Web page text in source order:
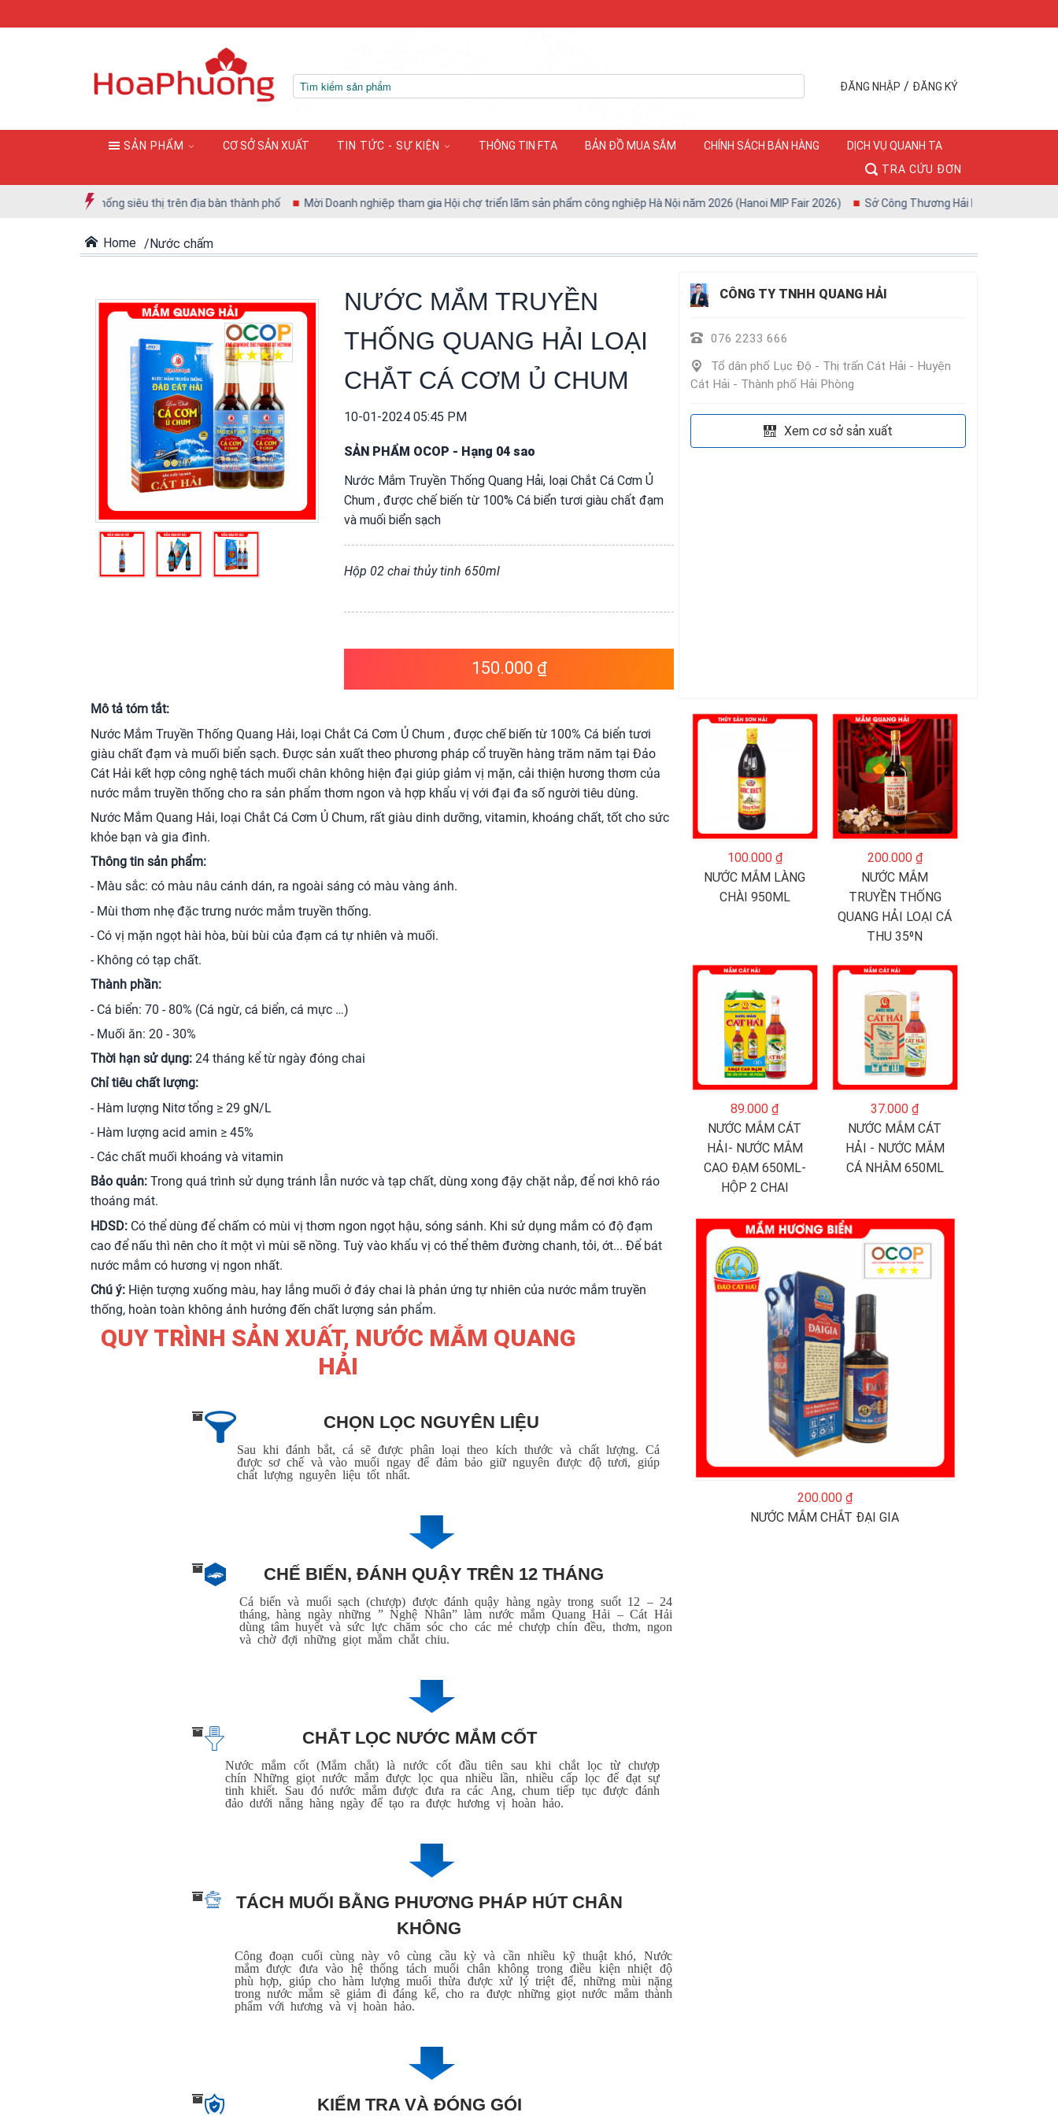
ĐĂNG NHẬP / ĐĂNG KÝ
SẢN PHẨM CƠ SỞ SẢN XUẤT TIN TỨC - SỰ KIỆN THÔNG TIN FTA BẢN ĐỒ MUA SẮM CHÍNH SÁCH BÁN HÀNG
DỊCH VỤ QUANH TA
TRA CỨU ĐƠN
vào hệ thống siêu thị trên địa bàn thành phố Mời Doanh nghiệp tham gia Hội chợ triển lãm sản phẩm công nghiệp Hà Nội năm 2026 (Hanoi MIP Fair 2026) Sở Công Thương Hải Phòng phối hợp AEON
Home Nước chấm
NƯỚC MẮM TRUYỀN
THỐNG QUANG HẢI LOẠI
CHẮT CÁ CƠM Ủ CHUM
10-01-2024 05:45 PM
SẢN PHẨM OCOP - Hạng 04 sao
Nước Mắm Truyền Thống Quang Hải, loại Chắt Cá Cơm Ủ
Chum , được chế biến từ 100% Cá biển tươi giàu chất đạm
và muối biển sạch
Hộp 02 chai thủy tinh 650ml
150.000 ₫
CÔNG TY TNHH QUANG HẢI
076 2233 666
Tổ dân phố Lục Độ - Thị trấn Cát Hải - Huyện
Cát Hải - Thành phố Hải Phòng
Xem cơ sở sản xuất
Mô tả tóm tắt:
Nước Mắm Truyền Thống Quang Hải, loại Chắt Cá Cơm Ủ Chum , được chế biến từ 100% Cá biển tươi
giàu chất đạm và muối biển sạch. Được sản xuất theo phương pháp cổ truyền hàng trăm năm tại Đảo
Cát Hải kết hợp công nghệ tách muối chân không hiện đại giúp giảm vị mặn, cải thiện hương thơm của
nước mắm truyền thống cho ra sản phẩm thơm ngon và hợp khẩu vị với đại đa số người tiêu dùng.
Nước Mắm Quang Hải, loại Chắt Cá Cơm Ủ Chum, rất giàu dinh dưỡng, vitamin, khoáng chất, tốt cho sức
khỏe bạn và gia đình.
Thông tin sản phẩm:
- Màu sắc: có màu nâu cánh dán, ra ngoài sáng có màu vàng ánh.
- Mùi thơm nhẹ đặc trưng nước mắm truyền thống.
- Có vị mặn ngọt hài hòa, bùi bùi của đạm cá tự nhiên và muối.
- Không có tạp chất.
Thành phần:
- Cá biển: 70 - 80% (Cá ngừ, cá biển, cá mực …)
- Muối ăn: 20 - 30%
Thời hạn sử dụng:24 tháng kể từ ngày đóng chai
Chỉ tiêu chất lượng:
- Hàm lượng Nitơ tổng ≥ 29 gN/L
- Hàm lượng acid amin ≥ 45%
- Các chất muối khoáng và vitamin
Bảo quản:Trong quá trình sử dụng tránh lẫn nước và tạp chất, dùng xong đậy chặt nắp, để nơi khô ráo
thoáng mát.
HDSD: Có thể dùng để chấm có mùi vị thơm ngon ngọt hậu, sóng sánh. Khi sử dụng mắm có độ đạm
cao để nấu thì nên cho ít một vì mùi sẽ nồng. Tuỳ vào khẩu vị có thể thêm đường chanh, tỏi, ớt... Để bát
nước mắm có hương vị ngon nhất.
Chú ý: Hiện tượng xuống màu, hay lắng muối ở đáy chai là phản ứng tự nhiên của nước mắm truyền
thống, hoàn toàn không ảnh hưởng đến chất lượng sản phẩm.
QUY TRÌNH SẢN XUẤT, NƯỚC MẮM QUANG
HẢI
CHỌN LỌC NGUYÊN LIỆU
Sau khi đánh bắt, cá sẽ được phân loại theo kích thước và chất lượng. Cá
được sơ chế và vào muối ngay để đảm bảo giữ nguyên được độ tươi, giúp
chất lượng nguyên liệu tốt nhất.
CHẾ BIẾN, ĐÁNH QUẬY TRÊN 12 THÁNG
Cá biển và muối sạch (chượp) được đánh quậy hàng ngày trong suốt 12 – 24
tháng, hàng ngày những ” Nghệ Nhân” làm nước mắm Quang Hải – Cát Hải
dùng tâm huyết và sức lực chăm sóc cho các mẻ chượp chín đều, thơm, ngon
và chờ đợi những giọt mắm chắt chiu.
CHẮT LỌC NƯỚC MẮM CỐT
Nước mắm cốt (Mắm chắt) là nước cốt đầu tiên sau khi chắt lọc từ chượp
chín Những giọt nước mắm được lọc qua nhiều lần, nhiều cấp lọc để đạt sự
tinh khiết. Sau đó nước mắm được đưa ra các Ang, chum tiếp tục được đánh
đảo dưới nắng hàng ngày để tạo ra được hương vị hoàn hảo.
TÁCH MUỐI BẰNG PHƯƠNG PHÁP HÚT CHÂN
KHÔNG
Công đoạn cuối cùng này vô cùng cầu kỳ và cần nhiều kỹ thuật khó, Nước
mắm được đưa vào hệ thống tách muối chân không trong điều kiện nhiệt độ
phù hợp, giúp cho hàm lượng muối thừa được xử lý triệt để, những mùi nặng
trong nước mắm sẽ giảm đi đáng kể, cho ra được những giọt nước mắm thành
phẩm với hương và vị hoàn hảo.
KIỂM TRA VÀ ĐÓNG GÓI
100.000 ₫
NƯỚC MẮM LÀNG
CHÀI 950ML
200.000 ₫
NƯỚC MẮM
TRUYỀN THỐNG
QUANG HẢI LOẠI CÁ
THU 35⁰N
89.000 ₫
NƯỚC MẮM CÁT
HẢI- NƯỚC MẮM
CAO ĐẠM 650ML-
HỘP 2 CHAI
37.000 ₫
NƯỚC MẮM CÁT
HẢI - NƯỚC MẮM
CÁ NHÂM 650ML
200.000 ₫
NƯỚC MẮM CHẮT ĐẠI GIA